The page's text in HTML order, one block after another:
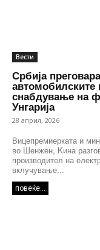
Вести
Србија
автомобилските
снабдување на
Унгарија
28 април, 2026
Вицепремиерката и
во Шенжен, Kина
производител на
вклучување...
повеќе...